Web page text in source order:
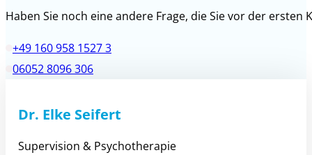
Haben Sie noch eine andere Frage, die Sie vor der
+49 160 958 1527 3
06052 8096 306
Dr. Elke Seifert
Supervision & Psychotherapie